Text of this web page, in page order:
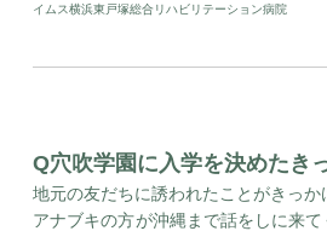
イムス横浜東戸塚総合リハビリテーション病院
Q穴吹学園に入学を決めたき
地元の友だちに誘われたことがきっか
アナブキの方が沖縄まで話をしに来